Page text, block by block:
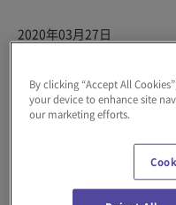
2020年03月27日
平素は格別なるご高配を賜
また、新型コロナウイルス
当社は、2月25日の政府に
の基本方針」を受け、社長
By clicking “Accept All
your device to enhance site
our marketing efforts.